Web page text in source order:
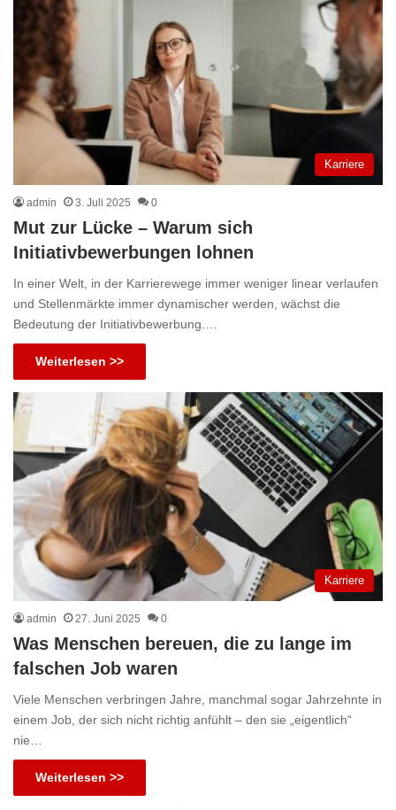
Karriere
admin 3. Juli 2025 0
Mut zur Lücke – Warum sich
Initiativbewerbungen lohnen
In einer Welt, in der Karrierewege immer weniger linear verlaufen
und Stellenmärkte immer dynamischer werden, wächst die
Bedeutung der Initiativbewerbung.…
Weiterlesen >>
Karriere
admin 27. Juni 2025 0
Was Menschen bereuen, die zu lange im
falschen Job waren
Viele Menschen verbringen Jahre, manchmal sogar Jahrzehnte in
einem Job, der sich nicht richtig anfühlt – den sie „eigentlich“
nie…
Weiterlesen >>